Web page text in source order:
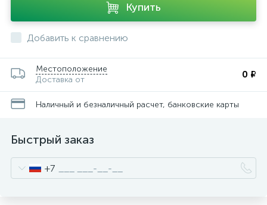
Купить
Добавить к сравнению
Местоположение
Доставка от
0 ₽
Наличный и безналичный расчет, банковские карты
Быстрый заказ
+7